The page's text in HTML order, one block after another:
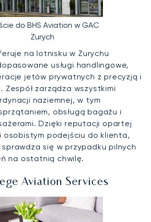
do BHS Aviation w GAC
Zurych
na lotnisku w Zurychu
usługi handlingowe,
jetów prywatnych z precyzją i
Zespół zarządza wszystkimi
naziemnej, w tym
obsługą bagażu i
Dzięki reputacji opartej
osobistym podejściu do klienta,
sprawdza się w przypadku pilnych
na ostatnią chwilę.
Aviation Services